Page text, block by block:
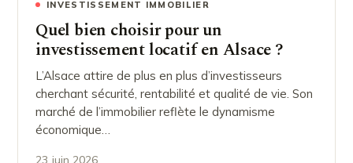
INVESTISSEMENT IMMOBILIER
Quel bien choisir pour un
investissement locatif en Alsace ?
L’Alsace attire de plus en plus d’investisseurs
cherchant sécurité, rentabilité et qualité de vie. Son
marché de l’immobilier reflète le dynamisme
économique…
23 juin 2026